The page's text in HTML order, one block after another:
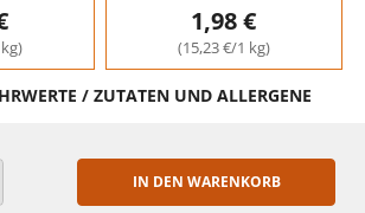
1,98 €
(15,23 €/1 kg)
/ ZUTATEN UND ALLERGENE
ERHÖHEN
IN DEN WARENKORB